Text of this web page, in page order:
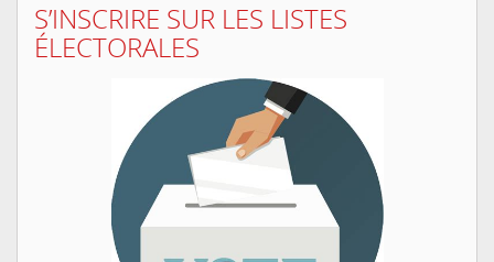
S’INSCRIRE SUR LES LISTES
ÉLECTORALES